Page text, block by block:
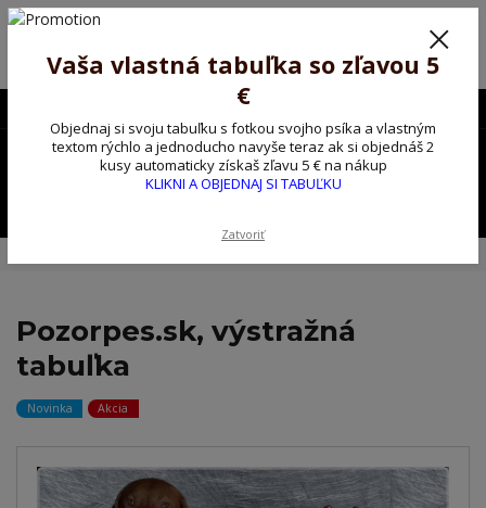
Poprosíme ctených zákazníkov o trpezlivosť, v tomto období máme
Preto sme Vám pripravili malý darček ako ospravedlnenie.
!!! ZĽAVA 5€ na PRVÚ objednávku nad 30€ s kódom pozorpes5 !!!
0,00 EUR
Pozorpes.sk, výstražná
tabuľka
Novinka Akcia
Vaša vlastná tabuľka so zľavou 5
€
Objednaj si svoju tabuľku s fotkou svojho psíka a vlastným
textom rýchlo a jednoducho navyše teraz ak si objednáš 2
kusy automaticky získaš zľavu 5 € na nákup
KLIKNI A OBJEDNAJ SI TABUĽKU
Zatvoriť